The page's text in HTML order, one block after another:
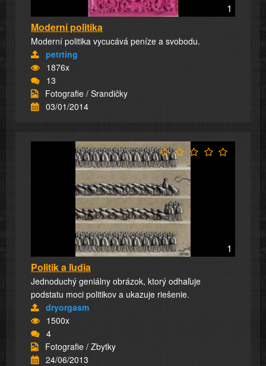
1
Moderní politika
Moderní politika vycucává peníze a svobodu.
petrting
1876x
13
Fotografie / Srandičky
03/01/2014
1
Politik a ľudia
Jednoduchý geniálny obrázok, ktorý odhaľuje
podstatu moci politikov a ukazuje riešenie.
dryorgasm
1500x
4
Fotografie / Zbytky
24/06/2013